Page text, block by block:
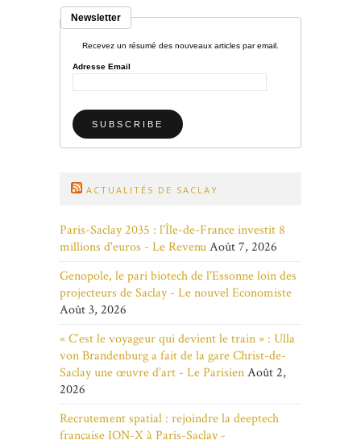
Newsletter
Recevez un résumé des nouveaux articles par email.
Adresse Email
ACTUALITÉS DE SACLAY
Paris-Saclay 2035 : l'Île-de-France investit 8
millions d'euros - Le RevenuAoût 7, 2026
Genopole, le pari biotech de l'Essonne loin des
projecteurs de Saclay - Le nouvel Economiste
Août 3, 2026
« C’est le voyageur qui devient le train » : Ulla
von Brandenburg a fait de la gare Christ-de-
Saclay une œuvre d’art - Le ParisienAoût 2,
2026
Recrutement spatial : rejoindre la deeptech
française ION-X à Paris-Saclay -